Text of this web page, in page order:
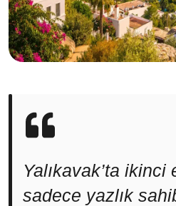
Yalıkavak’ta ikinci
sadece yazlık